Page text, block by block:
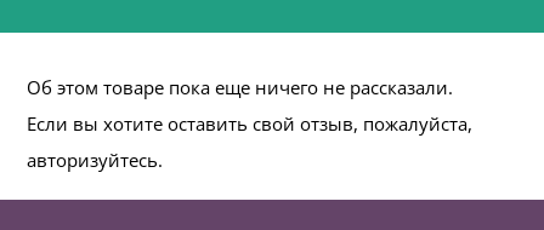
Об этом товаре пока еще ничего не рассказали.
Если вы хотите оставить свой отзыв, пожалуйста,
авторизуйтесь.